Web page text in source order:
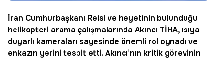
İran Cumhurbaşkanı Reisi ve heyetinin bulunduğu
helikopteri arama çalışmalarında Akıncı TİHA, ısıya
duyarlı kameraları sayesinde önemli rol oynadı ve
enkazın yerini tespit etti. Akıncı’nın kritik görevinin